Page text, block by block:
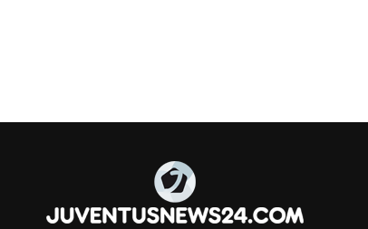
«I tifosi sono sempre straordinari. In